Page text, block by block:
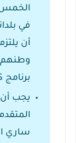
الخمس
في
أن
وطنهم
برنامج YES للعلماء.
يجب
ساري